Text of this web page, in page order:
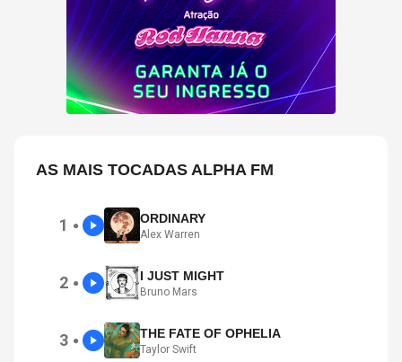
AS MAIS TOCADAS ALPHA FM
1 ● ORDINARY
Alex Warren
2 ● I JUST MIGHT
Bruno Mars
3 ● THE FATE OF OPHELIA
Taylor Swift